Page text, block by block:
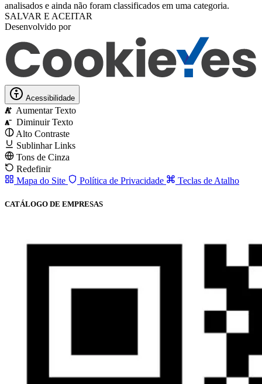
analisados ​​e ainda não foram classificados em uma categoria.
SALVAR E ACEITAR
Desenvolvido por
Acessibilidade
A Aumentar Texto
A
Diminuir Texto
Alto Contraste
Sublinhar Links
Tons de Cinza
Redefinir
Mapa do Site
Política de Privacidade Teclas de Atalho
CATÁLOGO DE EMPRESAS